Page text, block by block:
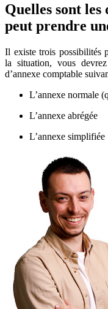
Quelles sont
peut prendre
Il existe trois possibilités
la situation, vous
d’annexe comptable
L’annexe normale
L’annexe abrégée
L’annexe simplifiée